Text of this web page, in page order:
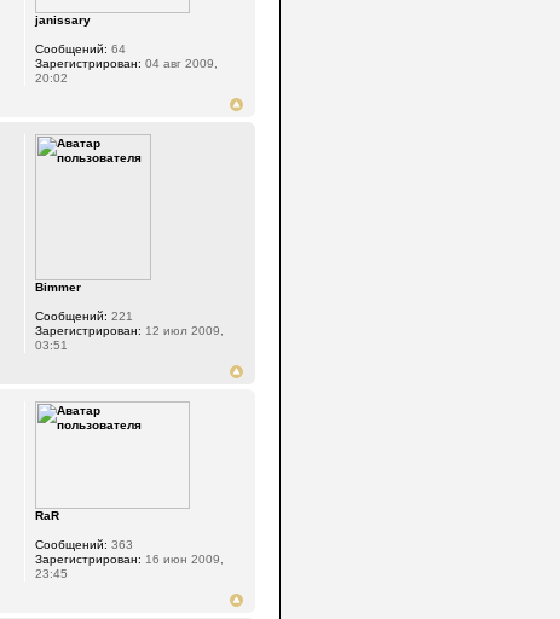
janissary
Сообщений: 64
Зарегистрирован: 04 авг 2009,
20:02
Bimmer
Сообщений: 221
Зарегистрирован: 12 июл 2009,
03:51
RaR
Сообщений: 363
Зарегистрирован: 16 июн 2009,
23:45